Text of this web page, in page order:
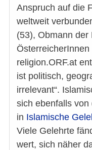
Anspruch auf die
weltweit
(53), Obmann
religion.ORF.at
ist politisch,
irrelevant“.
sich ebenfalls
in Islamische
Viele Gelehrte
wert, sich näher